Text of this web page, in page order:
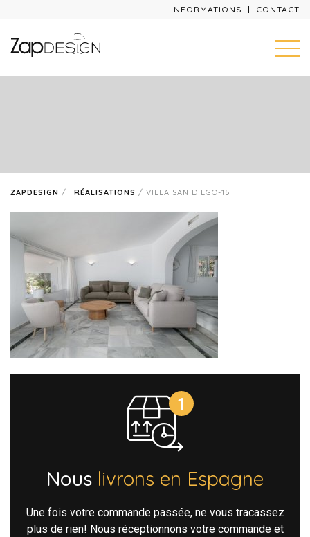
INFORMATIONS CONTACT
ZAPDESIGN / RÉALISATIONS / VILLA SAN DIEGO-15
Nous livrons en Espagne
Une fois votre commande passée, ne vous tracassez
plus de rien! Nous réceptionnons votre commande et